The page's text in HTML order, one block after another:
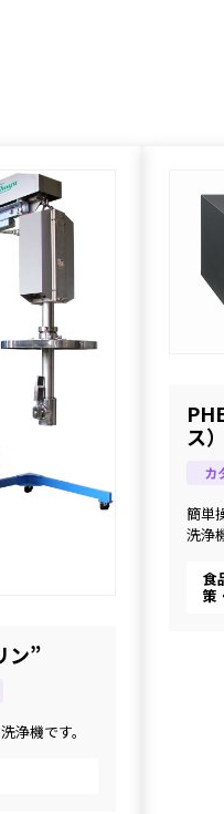
ン”
浄機です。
ス
カ
簡単
洗浄
食
策